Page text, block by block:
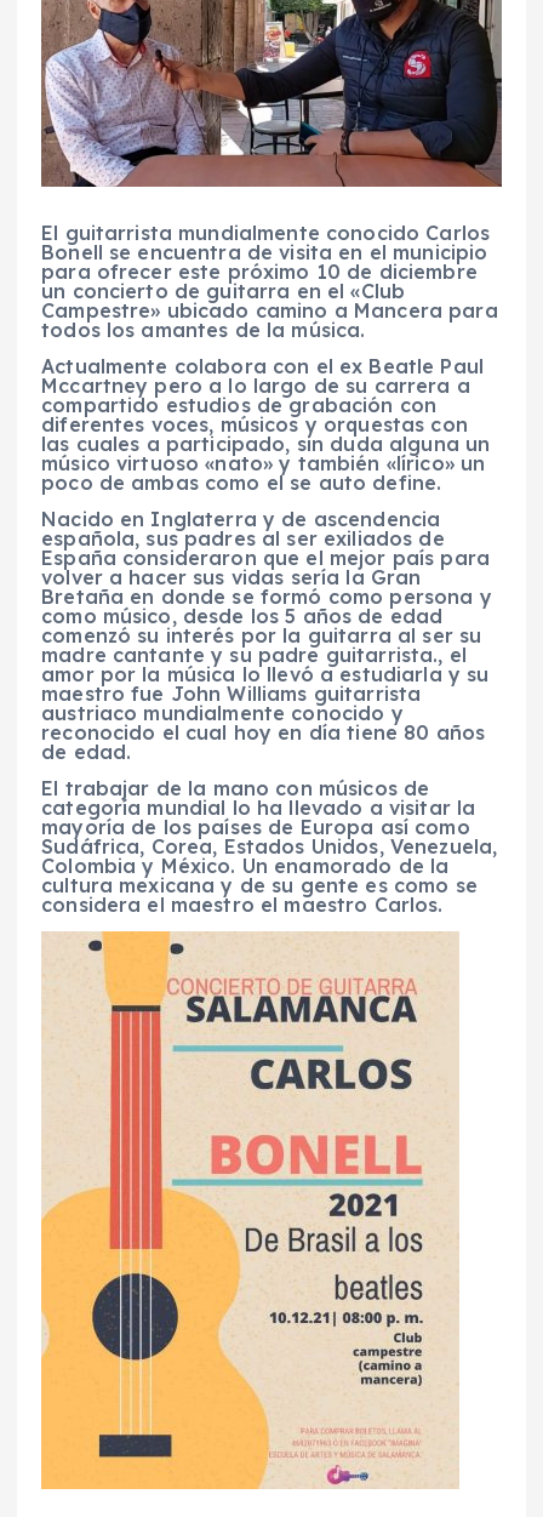
El guitarrista mundialmente conocido Carlos
Bonell se encuentra de visita en el municipio
para ofrecer este próximo 10 de diciembre
un concierto de guitarra en el «Club
Campestre» ubicado camino a Mancera para
todos los amantes de la música.
Actualmente colabora con el ex Beatle Paul
Mccartney pero a lo largo de su carrera a
compartido estudios de grabación con
diferentes voces, músicos y orquestas con
las cuales a participado, sin duda alguna un
músico virtuoso «nato» y también «lírico» un
poco de ambas como el se auto define.
Nacido en Inglaterra y de ascendencia
española, sus padres al ser exiliados de
España consideraron que el mejor país para
volver a hacer sus vidas sería la Gran
Bretaña en donde se formó como persona y
como músico, desde los 5 años de edad
comenzó su interés por la guitarra al ser su
madre cantante y su padre guitarrista., el
amor por la música lo llevó a estudiarla y su
maestro fue John Williams guitarrista
austriaco mundialmente conocido y
reconocido el cual hoy en día tiene 80 años
de edad.
El trabajar de la mano con músicos de
categoría mundial lo ha llevado a visitar la
mayoría de los países de Europa así como
Sudáfrica, Corea, Estados Unidos, Venezuela,
Colombia y México. Un enamorado de la
cultura mexicana y de su gente es como se
considera el maestro el maestro Carlos.